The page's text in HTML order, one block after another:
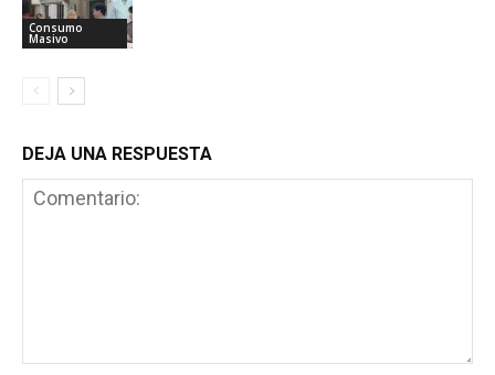
Consumo
Masivo
DEJA UNA RESPUESTA